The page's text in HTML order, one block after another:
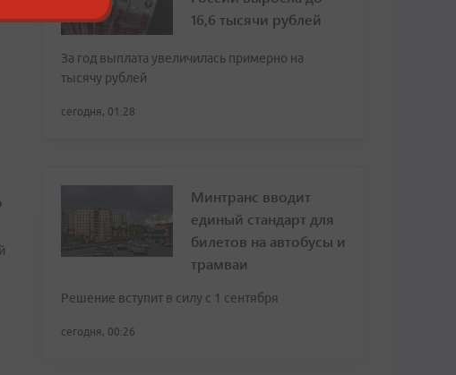
16,6 тысячи рублей
За год выплата увеличилась примерно на
тысячу рублей
сегодня, 01:28
Минтранс вводит
единый стандарт для
билетов на автобусы и
трамваи
Решение вступит в силу с 1 сентября
сегодня, 00:26